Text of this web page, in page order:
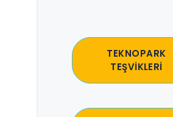
TEKNOPARK
TEŞVİKLERİ